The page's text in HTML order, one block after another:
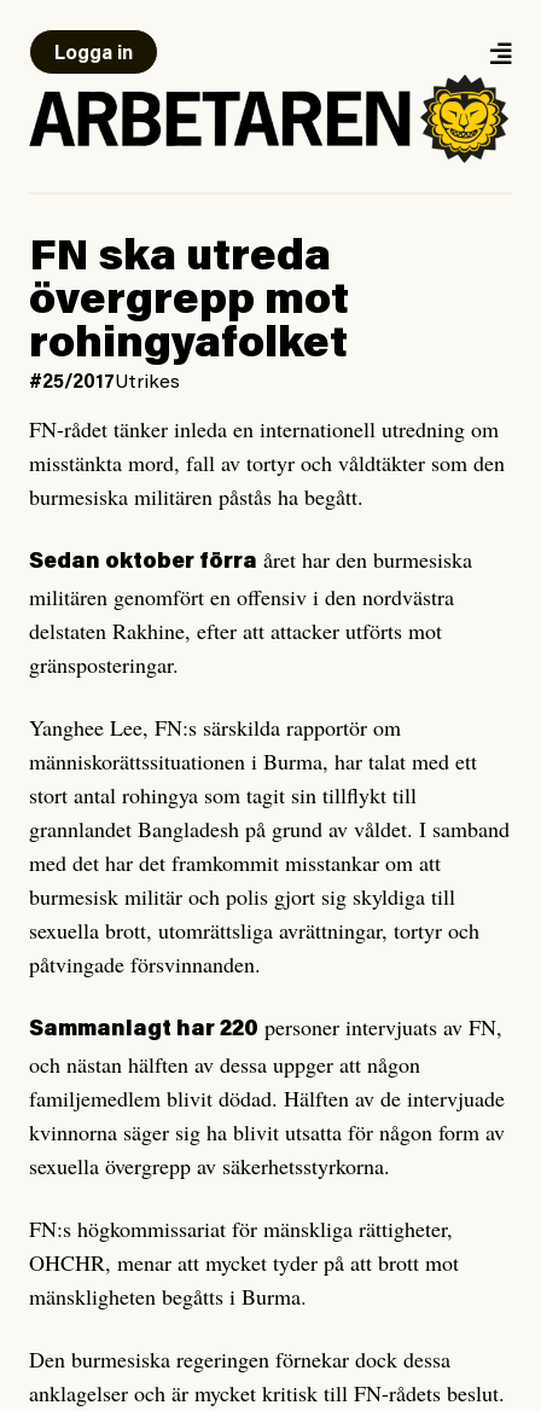
Logga in
FN ska utreda
övergrepp mot
rohingyafolket
#25/2017Utrikes
FN-rådet tänker inleda en internationell utredning om
misstänkta mord, fall av tortyr och våldtäkter som den
burmesiska militären påstås ha begått.
Sedan oktober förra året har den burmesiska
militären genomfört en offensiv i den nordvästra
delstaten Rakhine, efter att attacker utförts mot
gränsposteringar.
Yanghee Lee, FN:s särskilda rapportör om
människorättssituationen i Burma, har talat med ett
stort antal rohingya som tagit sin tillflykt till
grannlandet Bangladesh på grund av våldet. I samband
med det har det framkommit misstankar om att
burmesisk militär och polis gjort sig skyldiga till
sexuella brott, utomrättsliga avrättningar, tortyr och
påtvingade försvinnanden.
Sammanlagt har 220 personer intervjuats av FN,
och nästan hälften av dessa uppger att någon
familjemedlem blivit dödad. Hälften av de intervjuade
kvinnorna säger sig ha blivit utsatta för någon form av
sexuella övergrepp av säkerhetsstyrkorna.
FN:s högkommissariat för mänskliga rättigheter,
OHCHR, menar att mycket tyder på att brott mot
mänskligheten begåtts i Burma.
Den burmesiska regeringen förnekar dock dessa
anklagelser och är mycket kritisk till FN-rådets beslut.